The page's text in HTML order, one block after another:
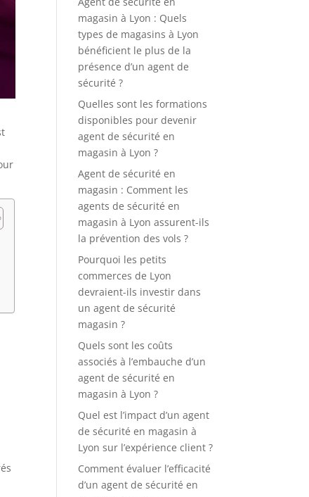
magasin à Lyon : Quels
types de magasins à Lyon
bénéficient le plus de la
présence d’un agent de
sécurité ?
Quelles sont les formations
disponibles pour devenir
agent de sécurité en
magasin à Lyon ?
Agent de sécurité en
magasin : Comment les
agents de sécurité en
magasin à Lyon assurent-ils
la prévention des vols ?
Pourquoi les petits
commerces de Lyon
devraient-ils investir dans
un agent de sécurité
magasin ?
Quels sont les coûts
associés à l’embauche d’un
agent de sécurité en
magasin à Lyon ?
Quel est l’impact d’un agent
de sécurité en magasin à
Lyon sur l’expérience client ?
Comment évaluer l’efficacité
d’un agent de sécurité en